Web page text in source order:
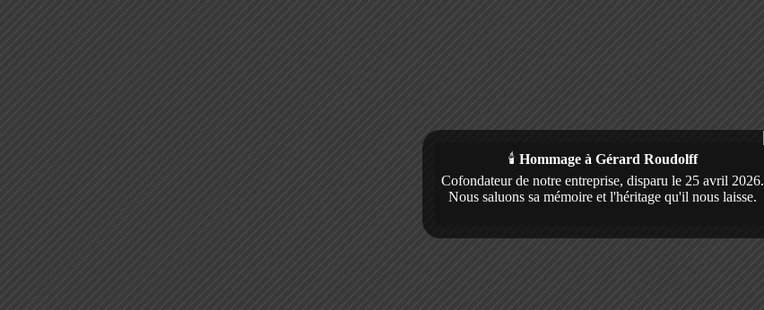
🕯️ Hommage à Gérard Roudolff
Cofondateur de notre entreprise, disparu le 25 avril 2026.
Nous saluons sa mémoire et l'héritage qu'il nous laisse.